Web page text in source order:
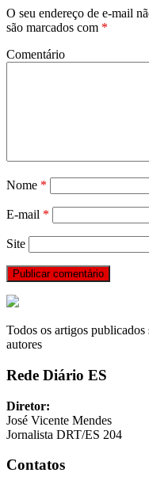
O seu endereço de e-mail
são marcados com *
Comentário
Nome *
E-mail *
Site
Todos os artigos publicados
autores
Rede Diário ES
Diretor:
José Vicente Mendes
Jornalista DRT/ES 204
Contatos